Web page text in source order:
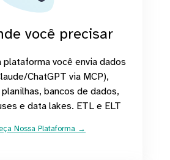
você precisar
plataforma você envia dados
ChatGPT via MCP),
bancos de dados,
e data lakes. ETL e ELT
Nossa Plataforma →